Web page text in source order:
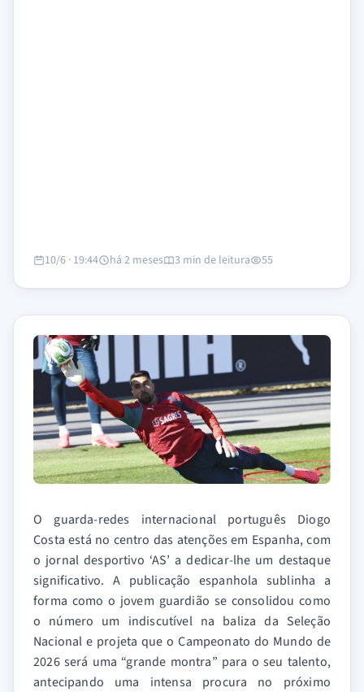
10/6 · 19:44 há 2 meses 3 min de leitura 55
O guarda-redes internacional português Diogo
Costa está no centro das atenções em Espanha, com
o jornal desportivo ‘AS’ a dedicar-lhe um destaque
significativo. A publicação espanhola sublinha a
forma como o jovem guardião se consolidou como
o número um indiscutível na baliza da Seleção
Nacional e projeta que o Campeonato do Mundo de
2026 será uma “grande montra” para o seu talento,
antecipando uma intensa procura no próximo